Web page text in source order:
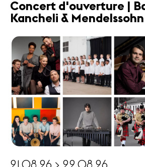
Concert d'ouverture |
Kancheli & Mendelssohn